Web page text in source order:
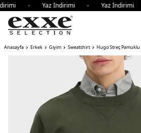
- Yaz İndirimi - Yaz
Anasayfa Erkek Giyim Sweatshirt